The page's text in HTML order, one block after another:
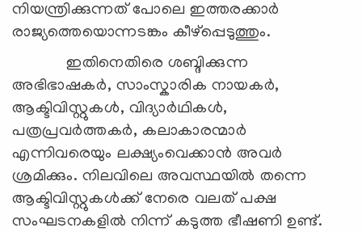
നിയന്ത്രിക്കുന്നത് പോലെ ഇത്തരക്കാര്‍
രാജ്യത്തെയൊന്നടങ്കം കീഴ്പ്പെടുത്തും.
ഇതിനെതിരെ ശബ്ദിക്കുന്ന
അഭിഭാഷകര്‍, സാംസ്കാരിക നായകര്‍,
ആക്ടിവിസ്റ്റുകള്‍, വിദ്യാര്‍ഥികള്‍,
പത്രപ്രവര്‍ത്തകര്‍, കലാകാരന്മാര്‍
എന്നിവരെയും ലക്ഷ്യംവെക്കാന്‍ അവര്‍
ശ്രമിക്കും. നിലവിലെ അവസ്ഥയില്‍ തന്നെ
ആക്ടിവിസ്റ്റുകള്‍ക്ക് നേരെ വലത് പക്ഷ
സംഘടനകളില്‍ നിന്ന് കടുത്ത ഭീഷണി ഉണ്ട്.